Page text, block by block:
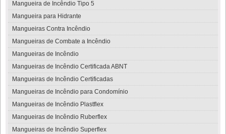
Mangueira de Incêndio Tipo 5
Mangueira para Hidrante
Mangueiras Contra Incêndio
Mangueiras de Combate a Incêndio
Mangueiras de Incêndio
Mangueiras de Incêndio Certificada ABNT
Mangueiras de Incêndio Certificadas
Mangueiras de Incêndio para Condomínio
Mangueiras de Incêndio Plastflex
Mangueiras de Incêndio Ruberflex
Mangueiras de Incêndio Superflex